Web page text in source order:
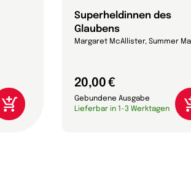
Superheldinnen des
Glaubens
Margaret McAllister, Summer
20,00 €
Gebundene Ausgabe
Lieferbar in 1-3 Werktagen